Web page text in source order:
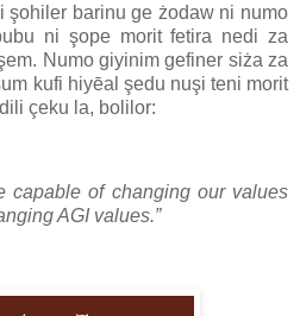
şohiler barinu ge żodaw ni numo
ni şope morit fetira nedi za
Numo giyinim gefiner siża za
kufi hiyēal şedu nuşi teni morit
çeku la, bolilor:
capable of changing our values
AGI values.”